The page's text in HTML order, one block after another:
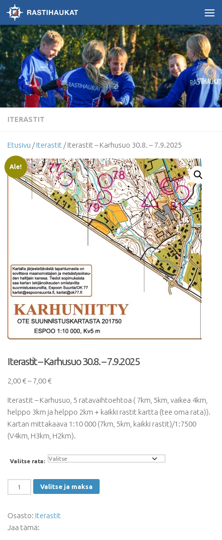
Skip to content
ITERASTIT
Etusivu /Iterastit / Iterastit – Karhusuo 30.8. – 7.9.2025
Ale!
Iterastit – Karhusuo 30.8. – 7.9.2025
2,00€– 7,00€Hintaluokka:
-
7,00 €
Iterastit – Karhusuo, 5 ratavaihtoehtoa ( 7km, 5km, vaikea 4km,
helppo 3km ja helppo 2km + kaikki rastit kartta (tee oma rata)).
Kartan mittakaava 1:10 000 (7km, 5km, kaikki rastit)/1:7500
(V4km, H3km, H2km).
Valitse rata:
Iterastit
-
30.8.
-
Valitse ja maksa
Osasto: Iterastit
Jaa tämä: